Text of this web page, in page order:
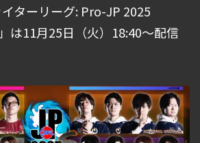
イターリーグ: Pro-JP 2025
は11月25日（火）18:40～配信